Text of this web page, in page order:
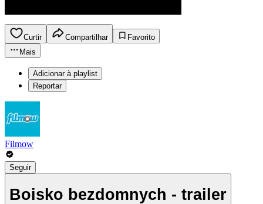
Curtir Compartilhar
Favorito
Mais
Adicionar à playlist
Reportar
Filmow
Seguir
Boisko bezdomnych - trailer